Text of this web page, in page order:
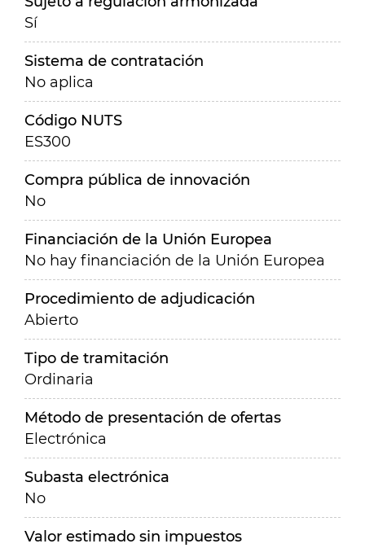
Sí
Sistema de contratación
No aplica
Código NUTS
ES300
Compra pública de innovación
No
Financiación de la Unión Europea
No hay financiación de la Unión Europea
Procedimiento de adjudicación
Abierto
Tipo de tramitación
Ordinaria
Método de presentación de ofertas
Electrónica
Subasta electrónica
No
Valor estimado sin impuestos